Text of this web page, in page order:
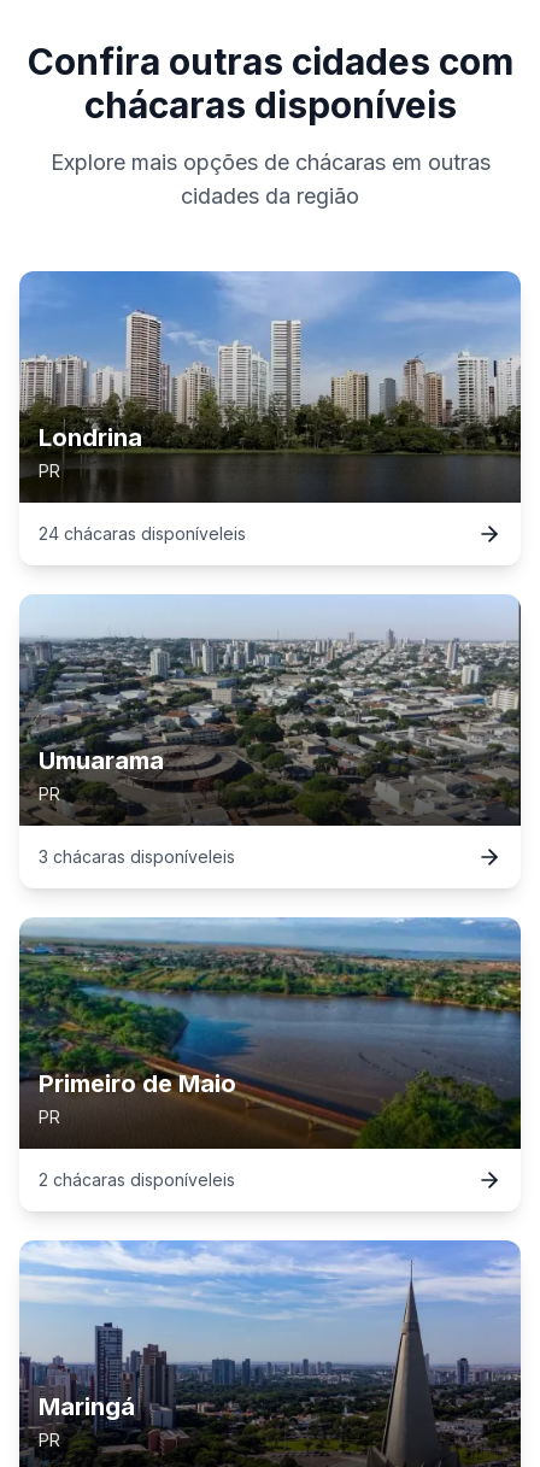
Confira outras cidades com
chácaras disponíveis
Explore mais opções de chácaras em outras
cidades da região
Londrina
PR
24 chácaras disponíveleis
Umuarama
PR
3 chácaras disponíveleis
Primeiro de Maio
PR
2 chácaras disponíveleis
Maringá
PR